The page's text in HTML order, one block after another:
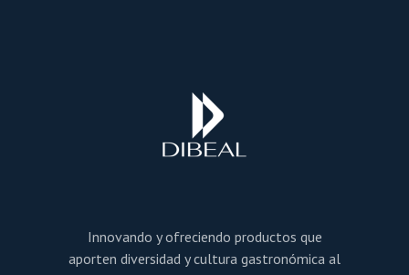
Innovando y ofreciendo productos que
aporten diversidad y cultura gastronómica al